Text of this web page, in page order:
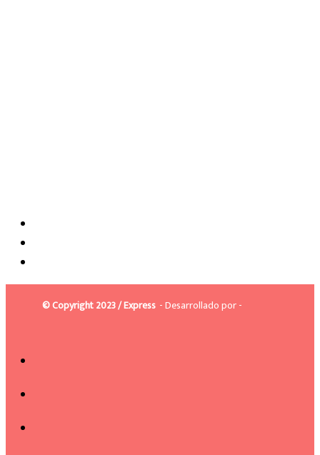
© Copyright 2023 / Express - Desarrollado por -